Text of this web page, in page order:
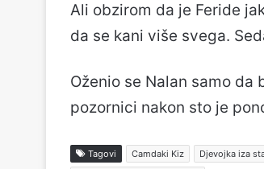
Ali obzirom da je Feride
da se kani više svega.
Oženio se Nalan samo da
pozornici nakon sto je
Tagovi Camdaki Kiz Djevojka iza